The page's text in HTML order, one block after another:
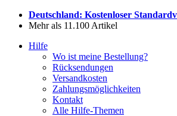
Deutschland: Kostenloser
Mehr als 11.100 Artikel
Hilfe
Wo ist meine Bestellung?
Rücksendungen
Versandkosten
Zahlungsmöglichkeiten
Kontakt
Alle Hilfe-Themen